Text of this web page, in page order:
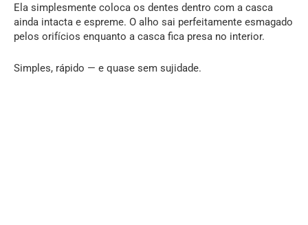
Ela simplesmente coloca os dentes dentro com a casca
ainda intacta e espreme. O alho sai perfeitamente esmagado
pelos orifícios enquanto a casca fica presa no interior.
Simples, rápido — e quase sem sujidade.